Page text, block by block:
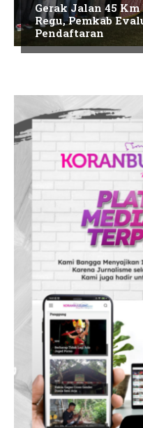
Gerak Jalan 45
Regu, Pemkab
Pendaftaran